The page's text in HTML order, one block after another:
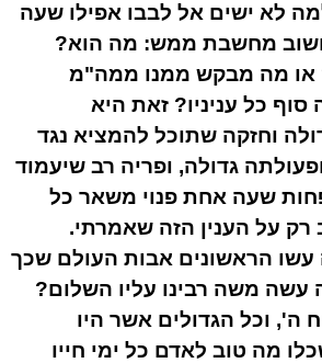
לא ישים אל לבבו אפילו שעה
מחשבת ממש: מה הוא?
או מה מבקש ממנו ממה"מ
כל עניניו? זאת היא
וחזקה שתוכל להמציא נגד
גדולה, ופריה רב שיעמוד
שעה אחת פנוי משאר כל
על הענין הזה שאמרתי.
עשו הראשונים אבות העולם שכך
משה רבינו עליו השלום?
ה', וכל הגדולים אשר היו
מה טוב לאדם כל ימי חייו